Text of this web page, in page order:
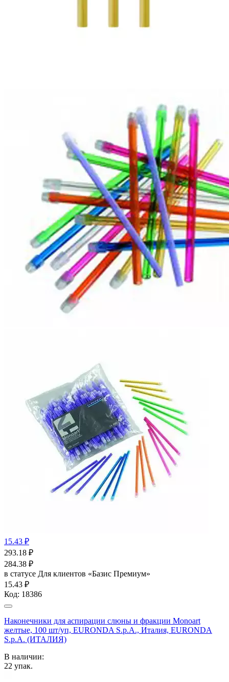
15.43 ₽
293.18 ₽
284.38 ₽
в статусе Для клиентов «Базис Премиум»
15.43 ₽
Код: 18386
Наконечники для аспирации слюны и фракции Monoart
желтые, 100 шт/уп, EURONDA S.p.A., Италия, EURONDA
S.p.A. (ИТАЛИЯ)
В наличии:
22 упак.